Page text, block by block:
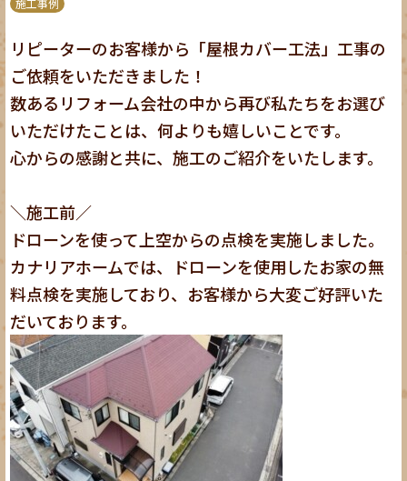
リピーターのお客様から「屋根カバー工法」工事の
ご依頼をいただきました！
数あるリフォーム会社の中から再び私たちをお選び
いただけたことは、何よりも嬉しいことです。
心からの感謝と共に、施工のご紹介をいたします。
＼施工前／
ドローンを使って上空からの点検を実施しました。
カナリアホームでは、ドローンを使用したお家の無
料点検を実施しており、お客様から大変ご好評いた
だいております。